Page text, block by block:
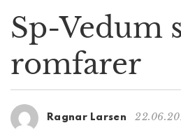
t
Sp-Vedum
romfarer
Ragnar Larsen